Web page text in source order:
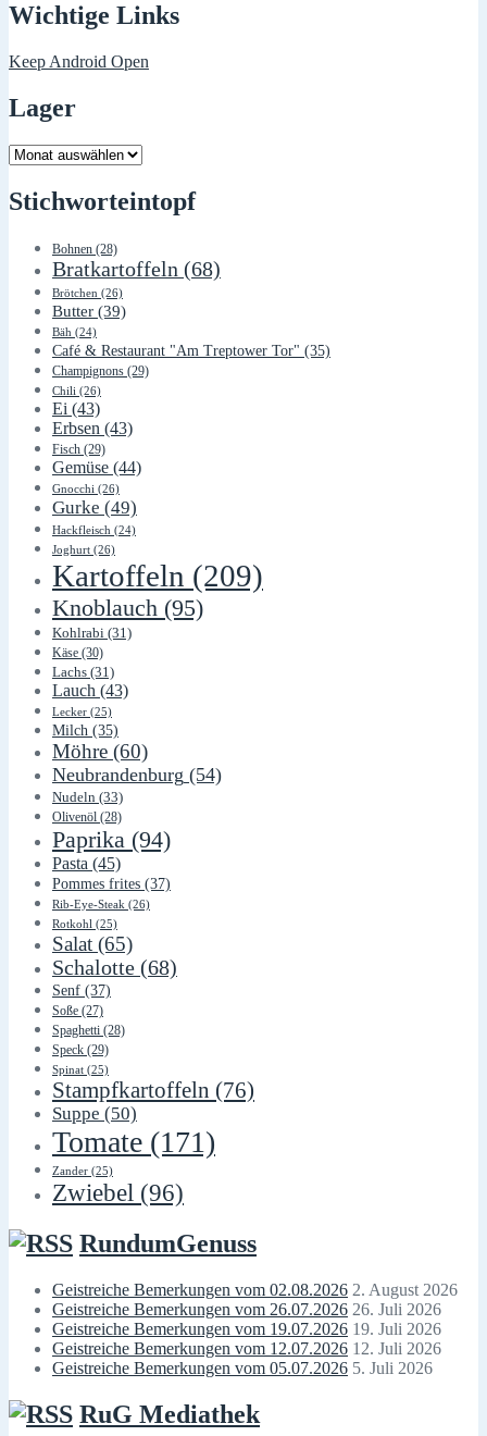
Wichtige Links
Keep Android Open
Lager
Lager
Stichworteintopf
Bohnen (28)
Bratkartoffeln (68)
Brötchen (26)
Butter (39)
Bäh (24)
Café & Restaurant "Am Treptower Tor" (35)
Champignons (29)
Chili (26)
Ei (43)
Erbsen (43)
Fisch (29)
Gemüse (44)
Gnocchi (26)
Gurke (49)
Hackfleisch (24)
Joghurt (26)
Kartoffeln (209)
Knoblauch (95)
Kohlrabi (31)
Käse (30)
Lachs (31)
Lauch (43)
Lecker (25)
Milch (35)
Möhre (60)
Neubrandenburg (54)
Nudeln (33)
Olivenöl (28)
Paprika (94)
Pasta (45)
Pommes frites (37)
Rib-Eye-Steak (26)
Rotkohl (25)
Salat (65)
Schalotte (68)
Senf (37)
Soße (27)
Spaghetti (28)
Speck (29)
Spinat (25)
Stampfkartoffeln (76)
Suppe (50)
Tomate (171)
Zander (25)
Zwiebel (96)
RundumGenuss
Geistreiche Bemerkungen vom 02.08.2026 2. August 2026
Geistreiche Bemerkungen vom 26.07.2026 26. Juli 2026
Geistreiche Bemerkungen vom 19.07.2026 19. Juli 2026
Geistreiche Bemerkungen vom 12.07.2026 12. Juli 2026
Geistreiche Bemerkungen vom 05.07.2026 5. Juli 2026
RuG Mediathek